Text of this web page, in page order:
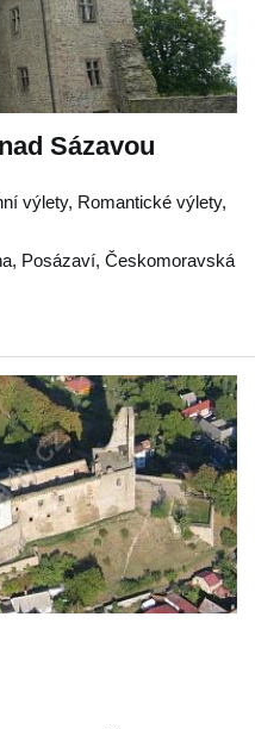
Sázavou
výlety, Romantické výlety,
, Posázaví, Českomoravská